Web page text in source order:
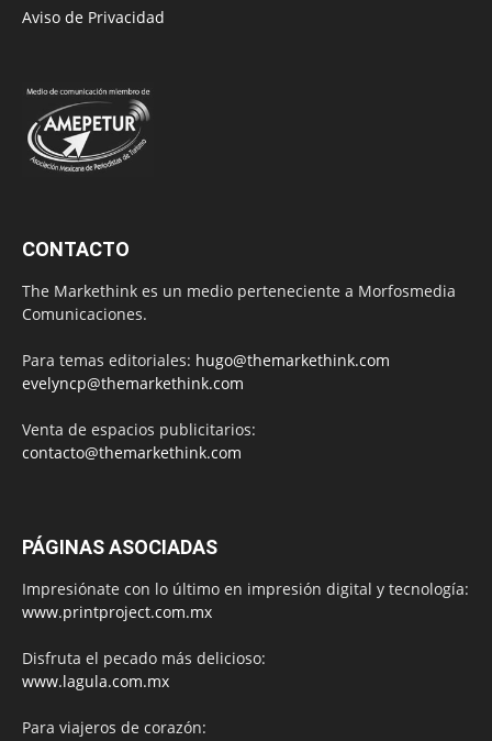
Aviso de Privacidad
CONTACTO
The Markethink es un medio perteneciente a Morfosmedia
Comunicaciones.
Para temas editoriales: hugo@themarkethink.com
evelyncp@themarkethink.com
Venta de espacios publicitarios:
contacto@themarkethink.com
PÁGINAS ASOCIADAS
Impresiónate con lo último en impresión digital y tecnología:
www.printproject.com.mx
Disfruta el pecado más delicioso:
www.lagula.com.mx
Para viajeros de corazón: